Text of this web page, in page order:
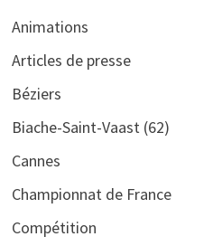
Animations
Articles de presse
Béziers
Biache-Saint-Vaast (62)
Cannes
Championnat de France
Compétition